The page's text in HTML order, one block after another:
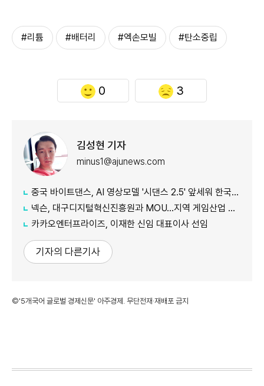
#리튬 #배터리 #엑손모빌 #탄소중립
0 3
김성현 기자
minus1@ajunews.com
중국 바이트댄스, AI 영상모델 '시댄스 2.5' 앞세워 한국 공략 본격화
넥슨, 대구디지털혁신진흥원과 MOU…지역 게임산업 육성 나선다
카카오엔터프라이즈, 이재한 신임 대표이사 선임
기자의 다른기사
©'5개국어 글로벌 경제신문' 아주경제. 무단전재·재배포 금지